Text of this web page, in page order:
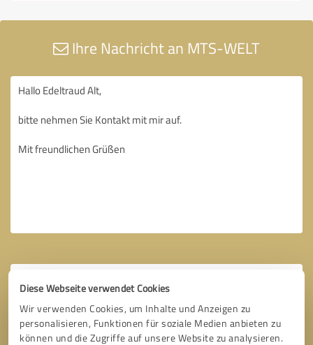
Diese Webseite verwendet Cookies
Wir verwenden Cookies, um Inhalte und Anzeigen zu
personalisieren, Funktionen für soziale Medien anbieten zu
können und die Zugriffe auf unsere Website zu analysieren.
Ihre Nachricht an MTS-WELT